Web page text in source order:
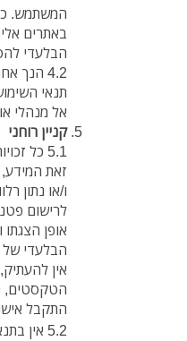
המשתמש. כן
באתרים
הבלעדי
4.2 הנך
תנאי
אל מנהלי
קניין רוחני
5.1 כל
זאת
ו/או נתון
לרישום
אופן
הבלעדי
אין
הטקסטים,
התקבל
5.2 אין